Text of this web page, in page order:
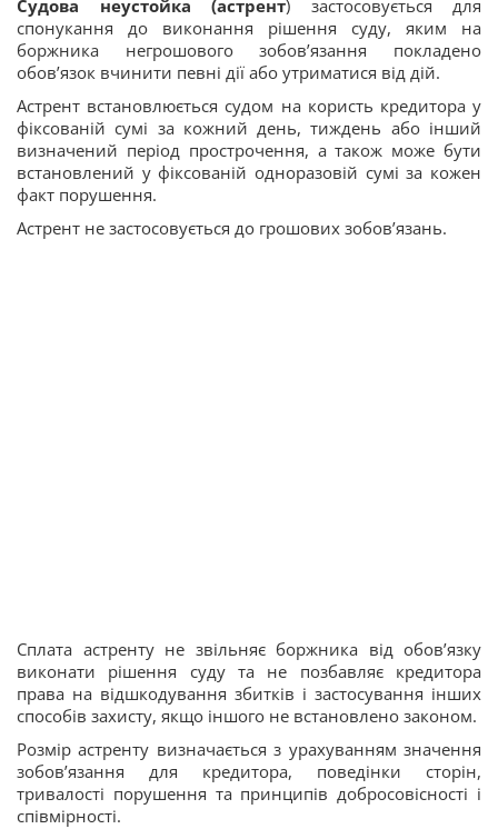
Судова неустойка (астрент) застосовується для
спонукання до виконання рішення суду, яким на
боржника негрошового зобов’язання покладено
обов’язок вчинити певні дії або утриматися від дій.
Астрент встановлюється судом на користь кредитора у
фіксованій сумі за кожний день, тиждень або інший
визначений період прострочення, а також може бути
встановлений у фіксованій одноразовій сумі за кожен
факт порушення.
Астрент не застосовується до грошових зобов’язань.
Сплата астренту не звільняє боржника від обов’язку
виконати рішення суду та не позбавляє кредитора
права на відшкодування збитків і застосування інших
способів захисту, якщо іншого не встановлено законом.
Розмір астренту визначається з урахуванням значення
зобов’язання для кредитора, поведінки сторін,
тривалості порушення та принципів добросовісності і
співмірності.